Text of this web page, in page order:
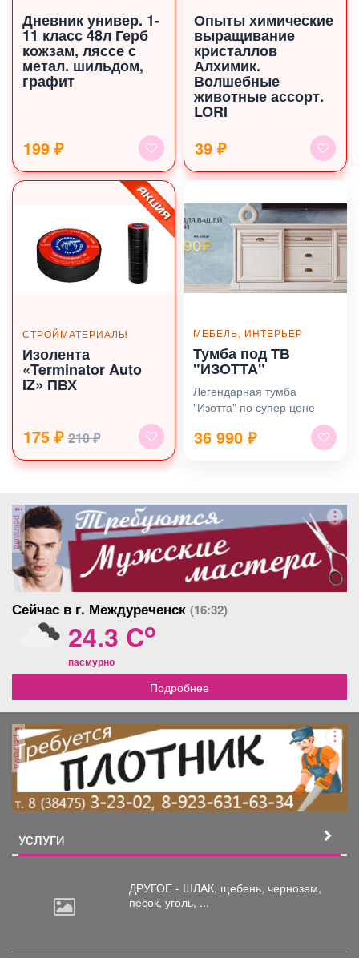
Дневник универ. 1-
11 класс 48л Герб
кожзам, ляссе с
метал. шильдом,
графит
199 ₽
Опыты химические
выращивание
кристаллов
Алхимик.
Волшебные
животные ассорт.
LORI
39 ₽
СТРОЙМАТЕРИАЛЫ
Изолента
«Terminator Auto
IZ» ПВХ
175 ₽ 210 ₽
МЕБЕЛЬ, ИНТЕРЬЕР
Тумба под ТВ
"ИЗОТТА"
Легендарная тумба
"Изотта" по супер цене
36 990 ₽
реклама
Сейчас в г. Междуреченск (16:32)
24.3 Co
пасмурно
Подробнее
реклама
УСЛУГИ
ДРУГОЕ - ШЛАК, щебень, чернозем,
песок, уголь, ...